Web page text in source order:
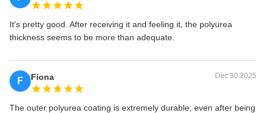
It's pretty good. After receiving it and feeling it, the polyurea
thickness seems to be more than adequate.
F Fiona Dec 30.2025
The outer polyurea coating is extremely durable; even after being